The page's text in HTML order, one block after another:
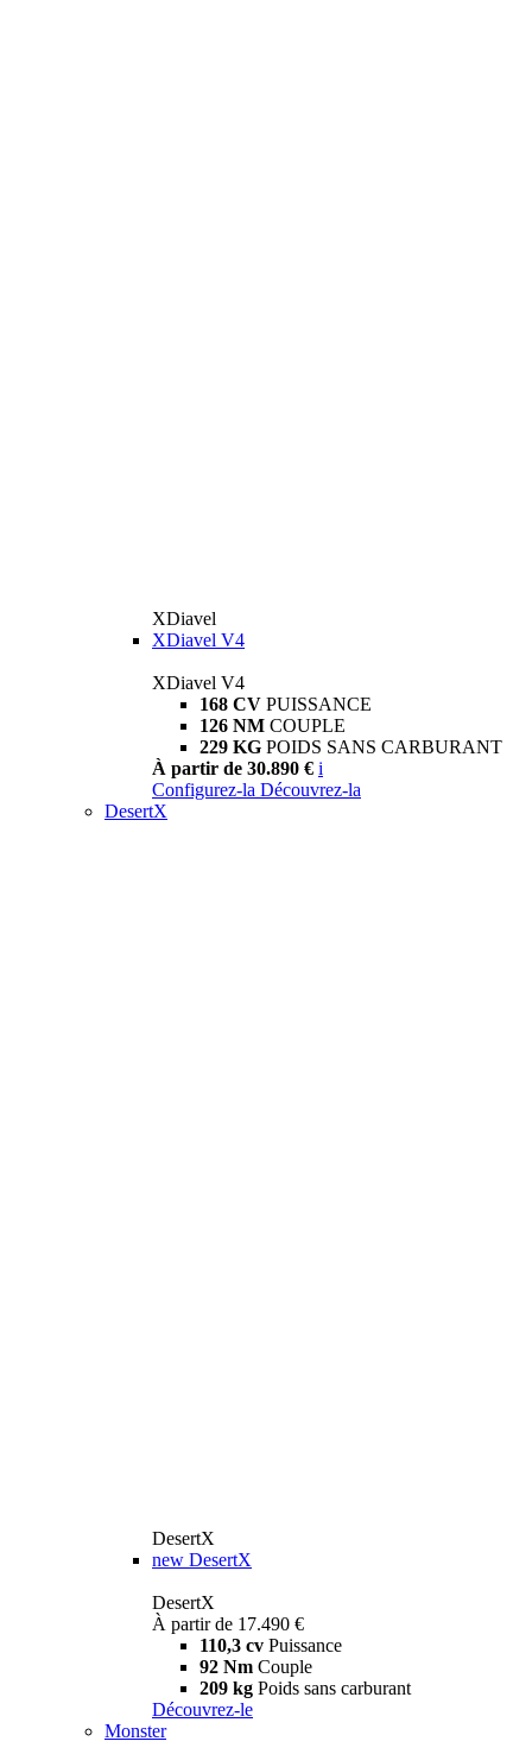
XDiavel
XDiavel V4
XDiavel V4
168 CV PUISSANCE
126 NM COUPLE
229 KG POIDS SANS CARBURANT
À partir de 30.890 € i
Configurez-la Découvrez-la
DesertX
DesertX
new DesertX
DesertX
À partir de 17.490 €
110,3 cv Puissance
92 Nm Couple
209 kg Poids sans carburant
Découvrez-le
Monster